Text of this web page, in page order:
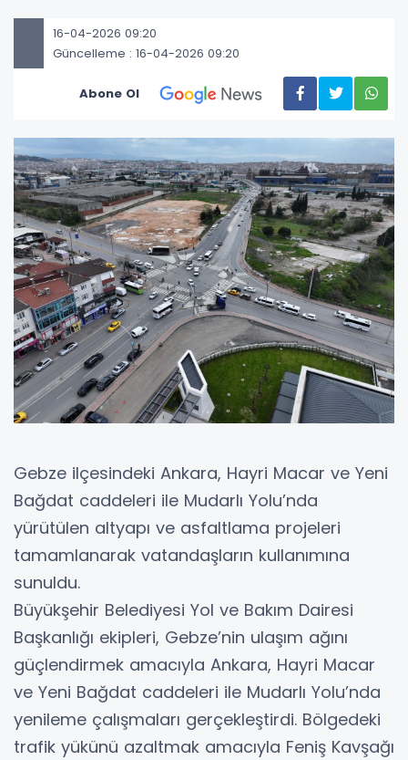
16-04-2026 09:20
Güncelleme : 16-04-2026 09:20
Abone Ol
Gebze ilçesindeki Ankara, Hayri Macar ve Yeni
Bağdat caddeleri ile Mudarlı Yolu’nda
yürütülen altyapı ve asfaltlama projeleri
tamamlanarak vatandaşların kullanımına
sunuldu.
Büyükşehir Belediyesi Yol ve Bakım Dairesi
Başkanlığı ekipleri, Gebze’nin ulaşım ağını
güçlendirmek amacıyla Ankara, Hayri Macar
ve Yeni Bağdat caddeleri ile Mudarlı Yolu’nda
yenileme çalışmaları gerçekleştirdi. Bölgedeki
trafik yükünü azaltmak amacıyla Feniş Kavşağı